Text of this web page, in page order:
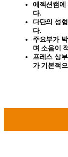
에젝션캠에
다.
다단의 성
다.
주요부가
며 소음이
프레스 상
가 기본적